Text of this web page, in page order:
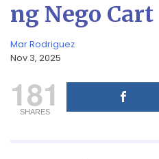
ng Nego Cart
Mar Rodriguez
Nov 3, 2025
181
SHARES